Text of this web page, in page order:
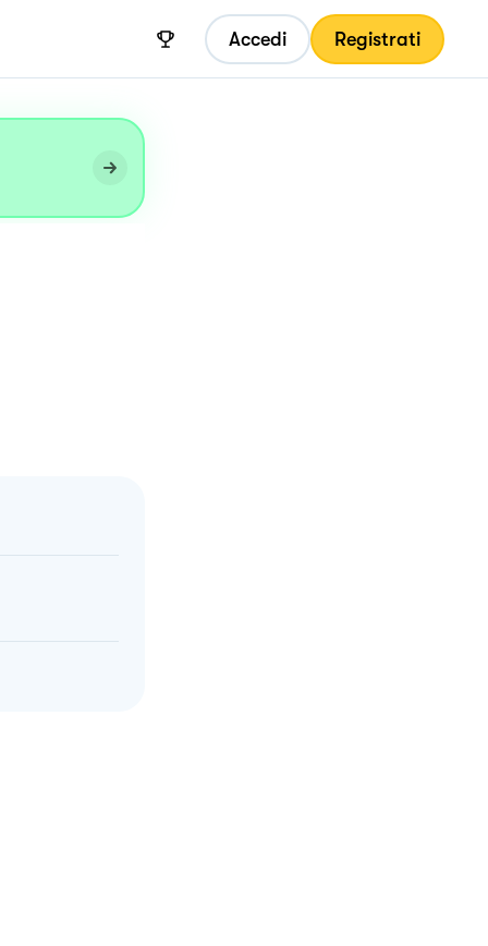
Accedi Registrati